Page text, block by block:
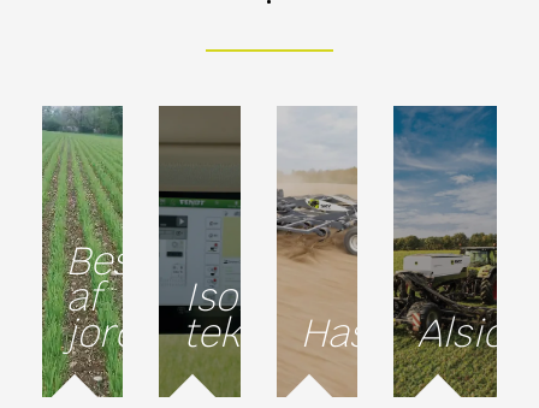
Beskyttelse
af
jord
Isobus-
teknologiHastighed